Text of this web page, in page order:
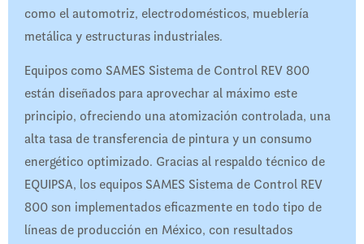
como el automotriz, electrodomésticos, mueblería
metálica y estructuras industriales.
Equipos como SAMES Sistema de Control REV 800
están diseñados para aprovechar al máximo este
principio, ofreciendo una atomización controlada, una
alta tasa de transferencia de pintura y un consumo
energético optimizado. Gracias al respaldo técnico de
EQUIPSA, los equipos SAMES Sistema de Control REV
800 son implementados eficazmente en todo tipo de
líneas de producción en México, con resultados